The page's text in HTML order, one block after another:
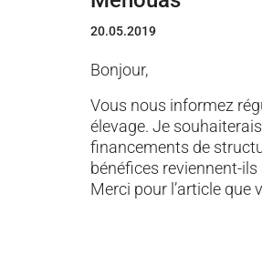
20.05.2019
Bonjour,
Vous nous informez
élevage. Je
financements de
bénéfices reviennent-
Merci pour l’article que